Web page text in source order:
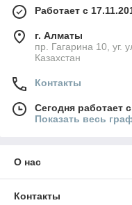
Работает с
г. Алматы
пр. Гагарина 10, уг.
Казахстан
Контакты
Сегодня работает
Показать весь
О нас
Контакты